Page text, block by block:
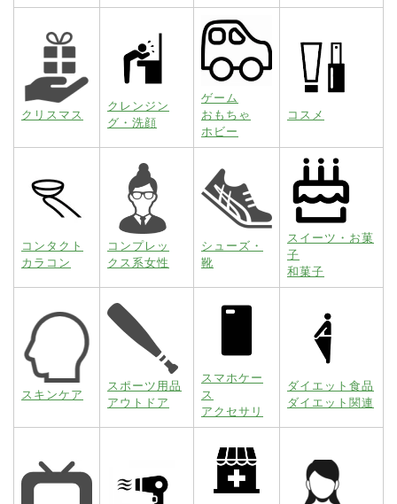
クリスマス
クレンジン
グ・洗顔
ゲーム
おもちゃ
ホビー
コスメ
コンタクト
カラコン
コンプレッ
クス系女性
シューズ・
靴
スイーツ・お菓
子
和菓子
スキンケア
スポーツ用品
アウトドア
スマホケー
ス
アクセサリ
ダイエット食品
ダイエット関連